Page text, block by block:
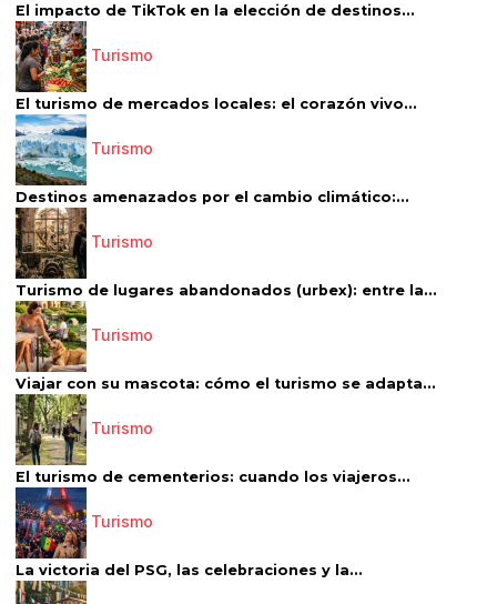
El impacto de TikTok en la elección de destinos...
Turismo
El turismo de mercados locales: el corazón vivo...
Turismo
Destinos amenazados por el cambio climático:...
Turismo
Turismo de lugares abandonados (urbex): entre la...
Turismo
Viajar con su mascota: cómo el turismo se adapta...
Turismo
El turismo de cementerios: cuando los viajeros...
Turismo
La victoria del PSG, las celebraciones y la...